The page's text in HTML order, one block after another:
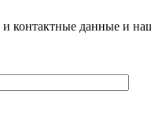
контактные данные и